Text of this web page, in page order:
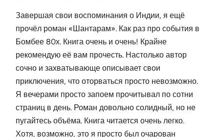
Завершая свои воспоминания о Индии, я ещё
прочёл роман «Шантарам». Как раз про события в
Бомбее 80х. Книга очень и очень! Крайне
рекомендую её вам прочесть. Настолько автор
сочно и захватывающе описывает свои
приключения, что оторваться просто невозможно.
Я вечерами просто запоем прочитывал по сотни
страниц в день. Роман довольно солидный, но не
пугайтесь объёма. Книга читается очень легко.
Хотя, возможно, это я просто был очарован